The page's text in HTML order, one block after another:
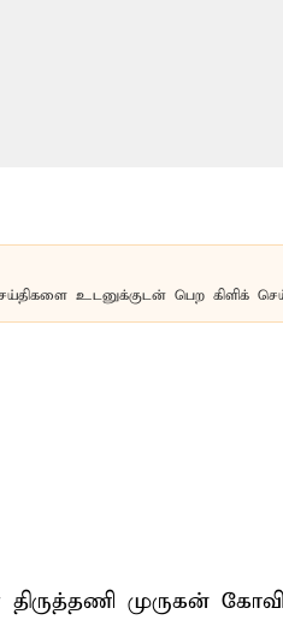
உடனுக்குடன் பெற கிளிக்
முருகன்